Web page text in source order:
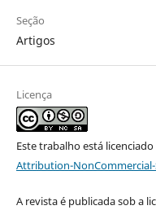
Seção
Artigos
Licença
Este trabalho está
Attribution-
A revista é publicada sob a